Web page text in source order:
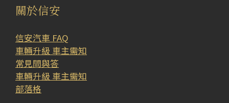
關於信安
信安汽車 FAQ
車輛升級 車主需知
常見問與答
車輛升級 車主需知
部落格